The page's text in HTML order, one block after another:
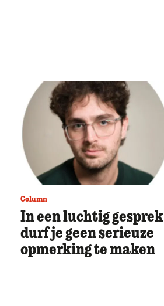
Column
In een luchtig gesprek
durf je geen serieuze
opmerking te maken